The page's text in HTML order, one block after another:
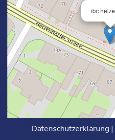
ibc
Datenschutzerklärung |